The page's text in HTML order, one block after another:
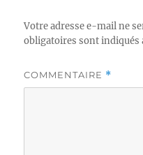
Votre adresse e-mail ne
obligatoires sont indiqués
COMMENTAIRE *